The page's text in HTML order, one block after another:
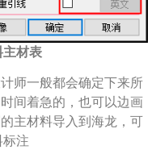
主材表
师一般都会确定下来所
间着急的，也可以边画
主材料导入到海龙，可
标注